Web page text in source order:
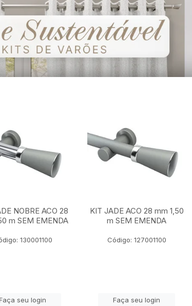
NOBRE ACO 28
m SEM EMENDA
130001100
seu login
KIT JADE ACO 28 mm 1,50
m SEM EMENDA
Código: 127001100
Faça seu login